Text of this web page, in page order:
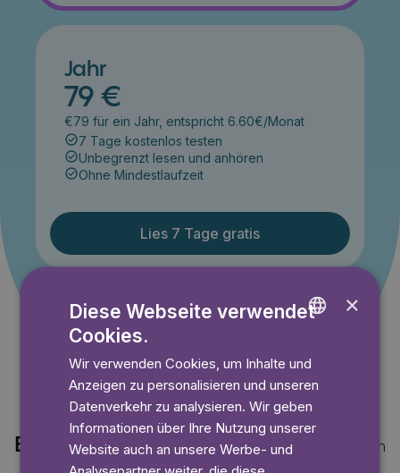
Jahr
79 €
€79 für ein Jahr, entspricht 6.60€/Monat
7 Tage kostenlos testen
Unbegrenzt lesen und anhören
Ohne Mindestlaufzeit
Lies 7 Tage gratis
Angebot gültig bis einschließlich 14.09.2026. Nur für
Neukunden.
Entdecke auch Mehr anzeigen
GERMAN
×
Diese Webseite verwendet
Cookies.
Wir verwenden Cookies, um Inhalte und
Anzeigen zu personalisieren und unseren
Datenverkehr zu analysieren. Wir geben
Informationen über Ihre Nutzung unserer
Website auch an unsere Werbe- und